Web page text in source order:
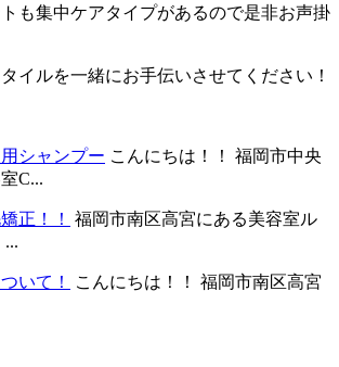
も集中ケアタイプがあるので是非お声掛
イルを一緒にお手伝いさせてください！
シャンプー こんにちは！！ 福岡市中央
C...
正！！
福岡市南区高宮にある美容室ル
...
いて！
こんにちは！！ 福岡市南区高宮